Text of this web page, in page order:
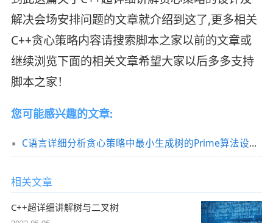
解决会场安排问题的文章就介绍到这了,更多相关
C++贪心策略内容请搜索脚本之家以前的文章或
继续浏览下面的相关文章希望大家以后多多支持
脚本之家！
您可能感兴趣的文章:
C语言详细分析贪心策略中最小生成树的Prime算法设计与实现
相关文章
C++超详细讲解树与二叉树